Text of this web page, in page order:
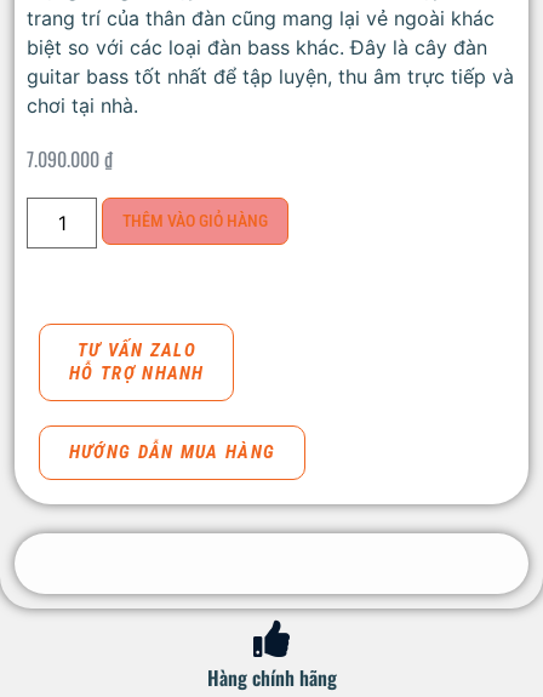
trang trí của thân đàn cũng mang lại vẻ ngoài khác
biệt so với các loại đàn bass khác. Đây là cây đàn
guitar bass tốt nhất để tập luyện, thu âm trực tiếp và
chơi tại nhà.
7.090.000₫
THÊM VÀO GIỎ HÀNG
TƯ VẤN ZALO
HỖ TRỢ NHANH
HƯỚNG DẪN MUA HÀNG
Hàng chính hãng